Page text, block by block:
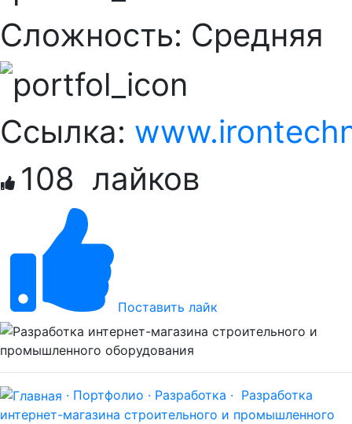
Сложность: Cредняя
Ссылка:
108 лайков
Поставить лайк
· Портфолио · Разработка · Разработка
интернет-магазина строительного и промышленного